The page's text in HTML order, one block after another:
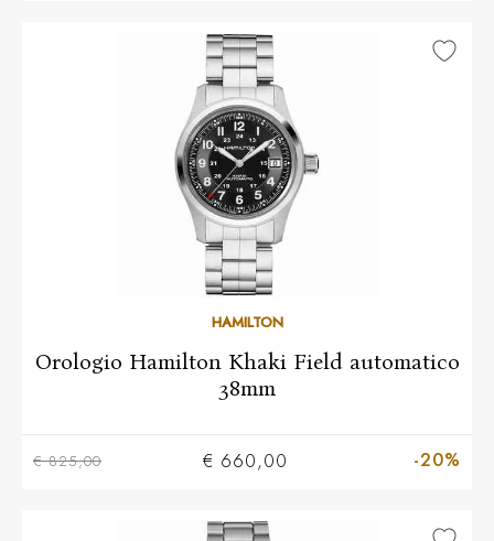
HAMILTON
Orologio Hamilton Khaki Field automatico
38mm
€ 825,00 € 660,00 -20%